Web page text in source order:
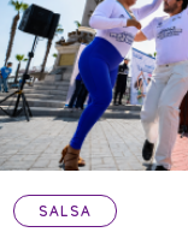
SALSA